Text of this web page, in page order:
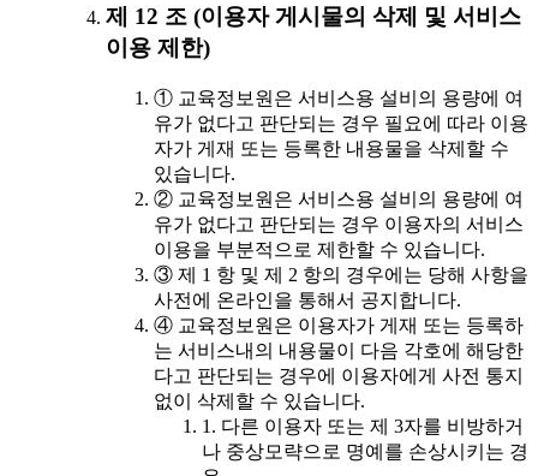
제 12 조 (이용자 게시물의 삭제 및 서비스
이용 제한)
① 교육정보원은 서비스용 설비의 용량에 여
유가 없다고 판단되는 경우 필요에 따라 이용
자가 게재 또는 등록한 내용물을 삭제할 수
있습니다.
② 교육정보원은 서비스용 설비의 용량에 여
유가 없다고 판단되는 경우 이용자의 서비스
이용을 부분적으로 제한할 수 있습니다.
③ 제 1 항 및 제 2 항의 경우에는 당해 사항을
사전에 온라인을 통해서 공지합니다.
④ 교육정보원은 이용자가 게재 또는 등록하
는 서비스내의 내용물이 다음 각호에 해당한
다고 판단되는 경우에 이용자에게 사전 통지
없이 삭제할 수 있습니다.
1. 다른 이용자 또는 제 3자를 비방하거
나 중상모략으로 명예를 손상시키는 경